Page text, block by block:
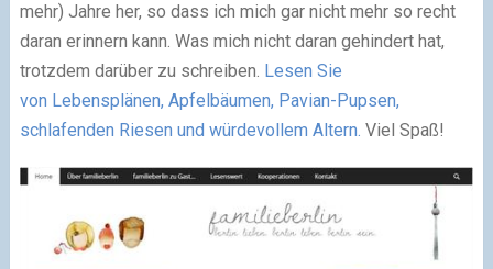
mehr) Jahre her, so dass ich mich gar nicht mehr so recht
daran erinnern kann. Was mich nicht daran gehindert hat,
trotzdem darüber zu schreiben. Lesen Sie
von Lebensplänen, Apfelbäumen, Pavian-Pupsen,
schlafenden Riesen und würdevollem Altern. Viel Spaß!